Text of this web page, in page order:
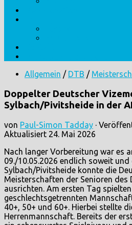
Allgemein / DTB /
Doppelter Deutscher
Sylbach/Pivitsheide in der
von Paul-Simon Tadday ·
Aktualisiert 24. Mai 2026
Nach langer Vorbereitung war es
09./10.05.2026 endlich soweit und
Sylbach/Pivitsheide konnte die
Meisterschaften der Senioren des
ausrichten. Am ersten Tag
geschlechtsgetrennten
40+, 50+ und 60+. Hierbei stellte
Herrenmannschaft. Bereits der